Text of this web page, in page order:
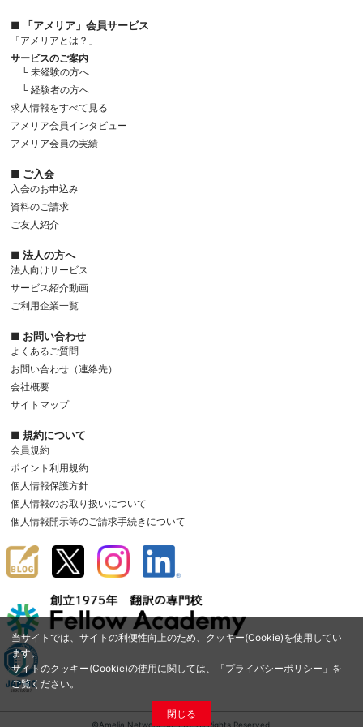
当サイトでは、サイトの利便性向上のため、クッキー(Cookie)を使用してい
ます。
サイトのクッキー(Cookie)の使用に関しては、「プライバシーポリシー 」を
ご覧ください。
閉じる
■ 「アメリア」会員サービス
「アメリアとは？」
サービスのご案内
└ 未経験の方へ
└ 経験者の方へ
求人情報をすべて見る
アメリア会員インタビュー
アメリア会員の実績
■ ご入会
入会のお申込み
資料のご請求
ご友人紹介
■ 法人の方へ
法人向けサービス
サービス紹介動画
ご利用企業一覧
■ お問い合わせ
よくあるご質問
お問い合わせ（連絡先）
会社概要
サイトマップ
■ 規約について
会員規約
ポイント利用規約
個人情報保護方針
個人情報のお取り扱いについて
個人情報開示等のご請求手続きについて
©Amelia Network Co.,Ltd. All Rights Reserved.